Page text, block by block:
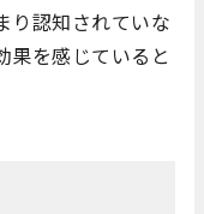
り認知されていな
果を感じていると